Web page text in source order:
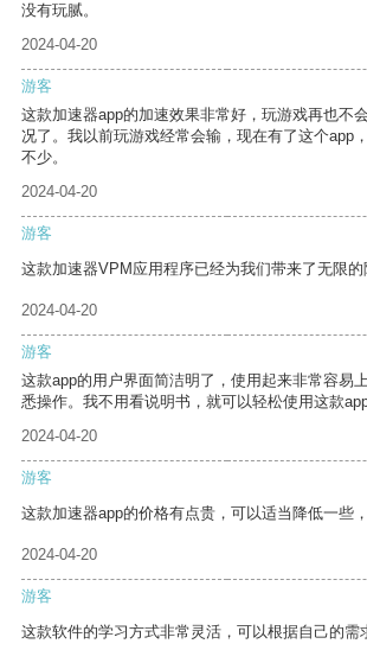
没有玩腻。
2024-04-20
游客
这款加速器app的加速效果非常好，玩游戏再也不
况了。我以前玩游戏经常会输，现在有了这个app
不少。
2024-04-20
游客
这款加速器VPM应用程序已经为我们带来了无限的
2024-04-20
游客
这款app的用户界面简洁明了，使用起来非常容易
悉操作。我不用看说明书，就可以轻松使用这款app
2024-04-20
游客
这款加速器app的价格有点贵，可以适当降低一些
2024-04-20
游客
这款软件的学习方式非常灵活，可以根据自己的需